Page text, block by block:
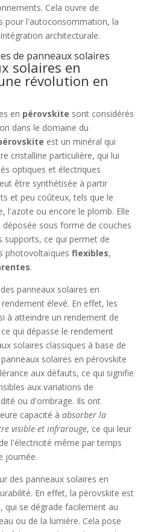
Cela ouvre de
pour l'autoconsommation, la
architecturale.
de panneaux solaires
solaires en
révolution en
en pérovskite sont considérés
dans le domaine du
est un minéral qui
cristalline particulière, qui lui
optiques et électriques
être synthétisée à partir
et peu coûteux, tels que le
l'azote ou encore le plomb. Elle
sous forme de couches
supports, ce qui permet de
photovoltaïques flexibles,
.
panneaux solaires en
élevé. En effet, les
à atteindre un rendement de
qui dépasse le rendement
solaires classiques à base de
solaires en pérovskite
aux défauts, ce qui signifie
aux variations de
ou d'ombrage. Ils ont
capacité à absorber la
visible et infrarouge, ce qui leur
l'électricité même par temps
journée.
des panneaux solaires en
En effet, la pérovskite est
qui se dégrade facilement au
ou de la lumière. Cela pose